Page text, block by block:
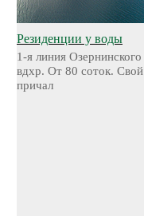
Резиденции у воды
1-я линия Озернинского
вдхр. От 80 соток. Свой
причал